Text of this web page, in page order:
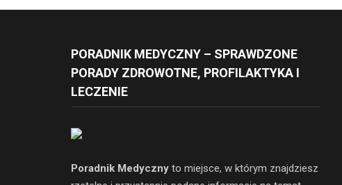
PORADNIK MEDYCZNY – SPRAWDZONE
PORADY ZDROWOTNE, PROFILAKTYKA I
LECZENIE
Poradnik Medyczny to miejsce, w którym znajdziesz